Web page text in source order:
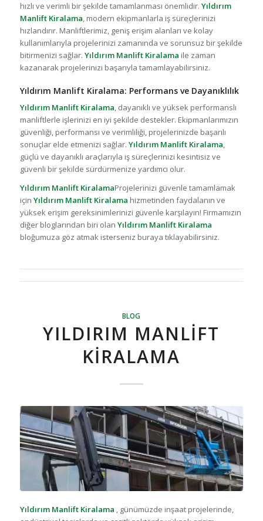
hızlı ve verimli bir şekilde tamamlanması önemlidir. Yıldırım
Manlift Kiralama, modern ekipmanlarla iş süreçlerinizi
hızlandırır. Manliftlerimiz, geniş erişim alanları ve kolay
kullanımlarıyla projelerinizi zamanında ve sorunsuz bir şekilde
bitirmenizi sağlar. Yıldırım Manlift Kiralama ile zaman
kazanarak projelerinizi başarıyla tamamlayabilirsiniz.
Yıldırım Manlift Kiralama: Performans ve Dayanıklılık
Yıldırım Manlift Kiralama, dayanıklı ve yüksek performanslı
manliftlerle işlerinizi en iyi şekilde destekler. Ekipmanlarımızın
güvenliği, performansı ve verimliliği, projelerinizde başarılı
sonuçlar elde etmenizi sağlar. Yıldırım Manlift Kiralama,
güçlü ve dayanıklı araçlarıyla iş süreçlerinizi kesintisiz ve
güvenli bir şekilde sürdürmenize yardımcı olur.
Yıldırım Manlift KiralamaProjelerinizi güvenle tamamlamak
için Yıldırım Manlift Kiralama hizmetinden faydalanın ve
yüksek erişim gereksinimlerinizi güvenle karşılayın! Firmamızın
diğer bloglarından biri olan Yıldırım Manlift Kiralama
bloğumuza göz atmak isterseniz buraya tıklayabilirsiniz.
BLOG
YILDIRIM MANLIFT
KIRALAMA
Yıldırım Manlift Kiralama , günümüzde inşaat projelerinde,